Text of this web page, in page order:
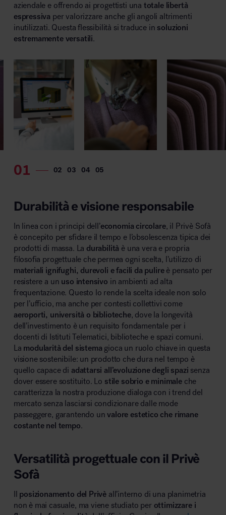
aziendale e offrendo ai progettisti una totale libertà
espressiva per valorizzare anche gli angoli altrimenti
inutilizzati. Questa flessibilità si traduce in soluzioni
estremamente versatili.
Durabilità e visione responsabile
In linea con i principi dell’economia circolare, il Privè Sofà
è concepito per sfidare il tempo e l’obsolescenza tipica dei
prodotti di massa. La durabilità è una vera e propria
filosofia progettuale che permea ogni scelta, l’utilizzo di
materiali ignifughi, durevoli e facili da pulireè pensato per
resistere a un uso intensivo in ambienti ad alta
frequentazione. Questo lo rende la scelta ideale non solo
per l’ufficio, ma anche per contesti collettivi come
aeroporti, università o biblioteche, dove la longevità
dell’investimento è un requisito fondamentale per i
docenti di Istituti Telematici, biblioteche e spazi comuni.
La modularità del sistema gioca un ruolo chiave in questa
visione sostenibile: un prodotto che dura nel tempo è
quello capace di adattarsi all’evoluzione degli spazi senza
dover essere sostituito. Lo stile sobrio e minimaleche
caratterizza la nostra produzione dialoga con i trend del
mercato senza lasciarsi condizionare dalle mode
passeggere, garantendo unvalore estetico che rimane
costante nel tempo.
Versatilità progettuale con il Privè
Sofà
posizionamento del Privè all’interno di una planimetria
non è mai casuale, ma viene studiato per ottimizzare i